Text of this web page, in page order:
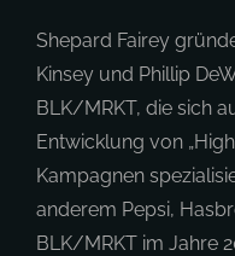
Shepard Fairey
Kinsey und Phillip
BLK/MRKT, die sich
Entwicklung von
Kampagnen
anderem Pepsi,
BLK/MRKT im Jahre